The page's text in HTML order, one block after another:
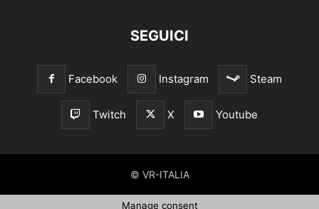
SEGUICI
Facebook Instagram Steam
Twitch X Youtube
© VR-ITALIA
Manage consent